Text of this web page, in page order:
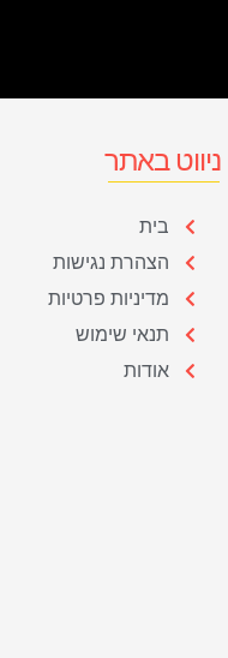
ניווט באתר
בית
הצהרת נגישות
מדיניות פרטיות
תנאי שימוש
אודות